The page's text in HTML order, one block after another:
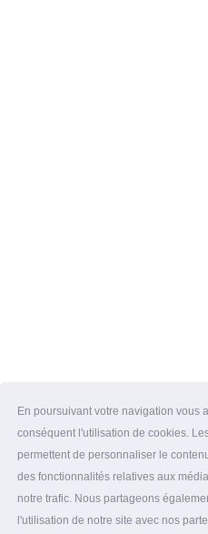
En poursuivant votre navigation vous
conséquent l'utilisation de cookies.
permettent de personnaliser le
des fonctionnalités relatives aux
notre trafic. Nous partageons
l'utilisation de notre site avec nos